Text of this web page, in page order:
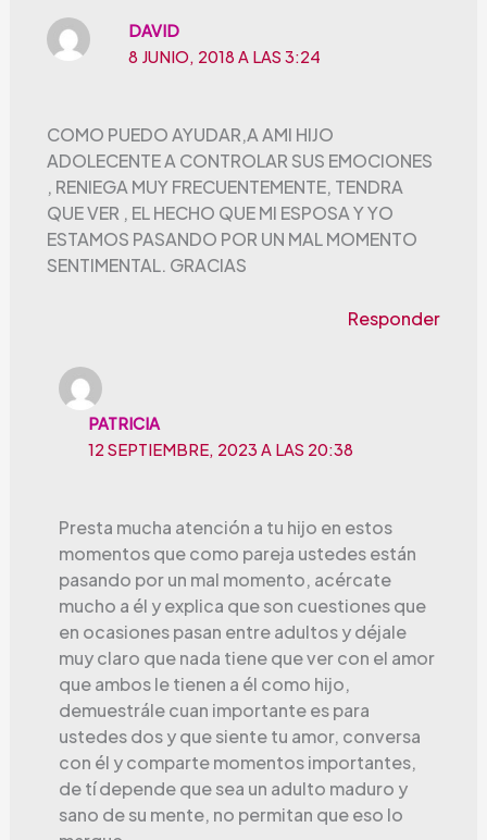
DAVID
8 JUNIO, 2018 A LAS 3:24
COMO PUEDO AYUDAR,A AMI HIJO
ADOLECENTE A CONTROLAR SUS EMOCIONES
, RENIEGA MUY FRECUENTEMENTE, TENDRA
QUE VER , EL HECHO QUE MI ESPOSA Y YO
ESTAMOS PASANDO POR UN MAL MOMENTO
SENTIMENTAL. GRACIAS
Responder
PATRICIA
12 SEPTIEMBRE, 2023 A LAS 20:38
Presta mucha atención a tu hijo en estos
momentos que como pareja ustedes están
pasando por un mal momento, acércate
mucho a él y explica que son cuestiones que
en ocasiones pasan entre adultos y déjale
muy claro que nada tiene que ver con el amor
que ambos le tienen a él como hijo,
demuestrále cuan importante es para
ustedes dos y que siente tu amor, conversa
con él y comparte momentos importantes,
de tí depende que sea un adulto maduro y
sano de su mente, no permitan que eso lo